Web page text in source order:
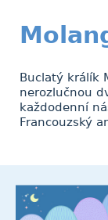
Buclatý králík
nerozlučnou
každodenní
Francouzský